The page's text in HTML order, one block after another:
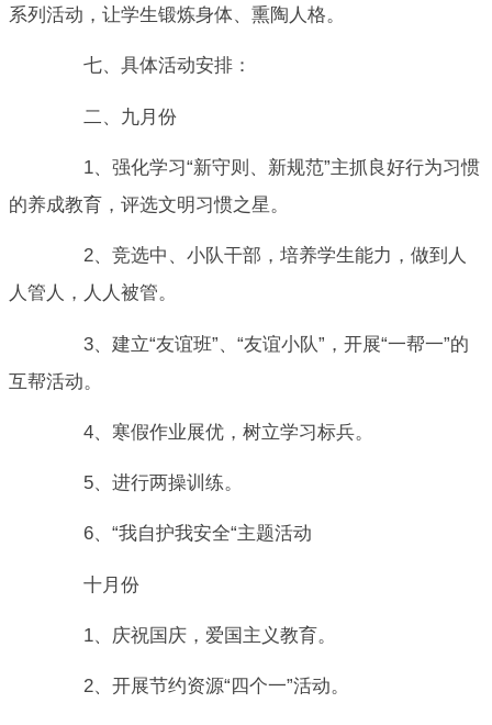
系列活动，让学生锻炼身体、熏陶人格。
七、具体活动安排：
二、九月份
1、强化学习“新守则、新规范”主抓良好行为习惯
的养成教育，评选文明习惯之星。
2、竞选中、小队干部，培养学生能力，做到人
人管人，人人被管。
3、建立“友谊班”、“友谊小队”，开展“一帮一”的
互帮活动。
4、寒假作业展优，树立学习标兵。
5、进行两操训练。
6、“我自护我安全“主题活动
十月份
1、庆祝国庆，爱国主义教育。
2、开展节约资源“四个一”活动。